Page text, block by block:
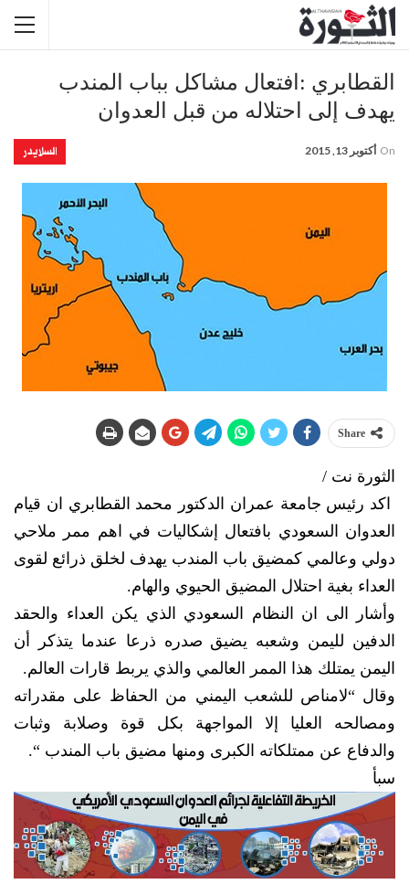
القطابري :افتعال مشاكل بباب المندب
يهدف إلى احتلاله من قبل العدوان
السلايدر On أكتوبر 13, 2015
Share
الثورة نت /
اكد رئيس جامعة عمران الدكتور محمد القطابري ان قيام
العدوان السعودي بافتعال إشكاليات في اهم ممر ملاحي
دولي وعالمي كمضيق باب المندب يهدف لخلق ذرائع لقوى
العداء بغية احتلال المضيق الحيوي والهام.
وأشار الى ان النظام السعودي الذي يكن العداء والحقد
الدفين لليمن وشعبه يضيق صدره ذرعا عندما يتذكر أن
اليمن يمتلك هذا الممر العالمي والذي يربط قارات العالم.
وقال “لامناص للشعب اليمني من الحفاظ على مقدراته
ومصالحه العليا إلا المواجهة بكل قوة وصلابة وثبات
والدفاع عن ممتلكاته الكبرى ومنها مضيق باب المندب “.
سبأ